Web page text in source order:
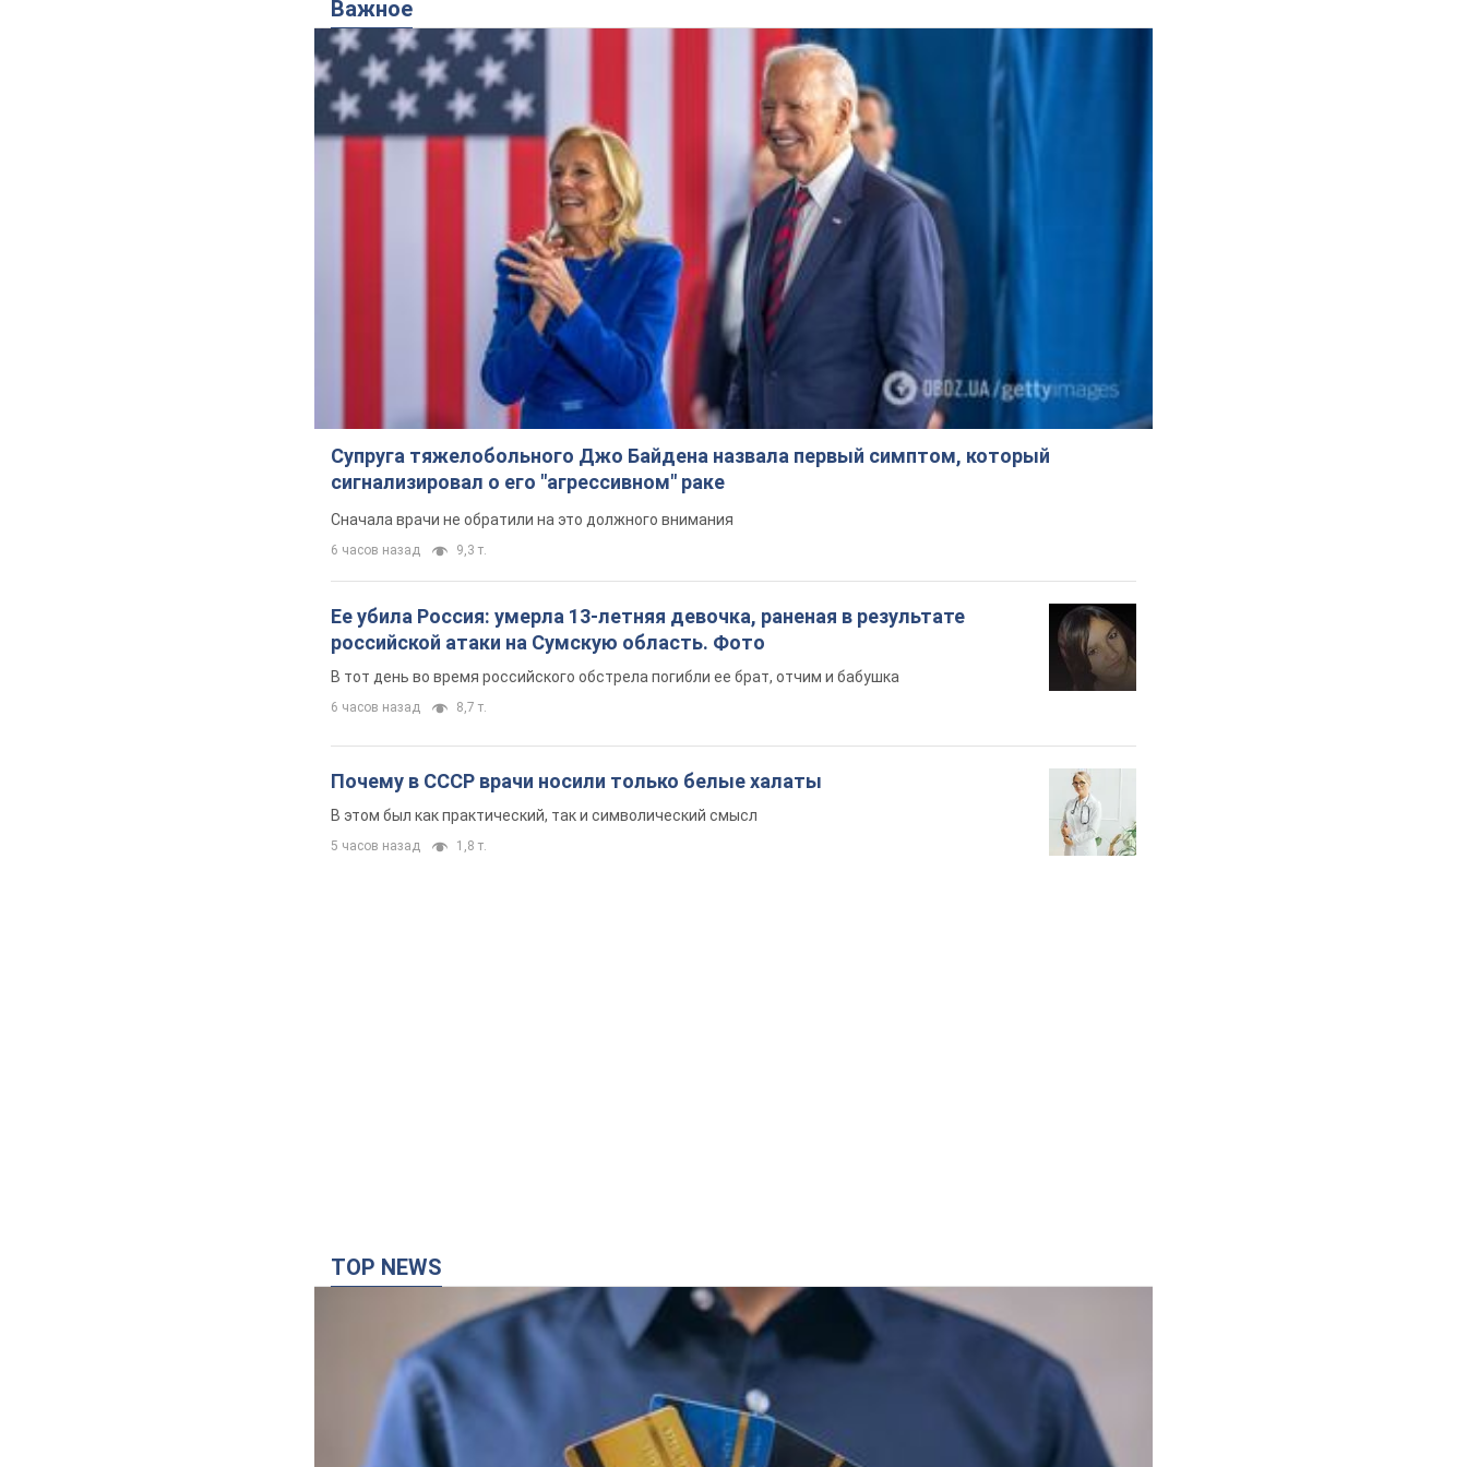
Важное
Супруга тяжелобольного Джо Байдена назвала первый симптом, который
сигнализировал о его "агрессивном" раке
Сначала врачи не обратили на это должного внимания
6 часов назад 9,3 т.
Ее убила Россия: умерла 13-летняя девочка, раненая в результате
российской атаки на Сумскую область. Фото
В тот день во время российского обстрела погибли ее брат, отчим и бабушка
6 часов назад 8,7 т.
Почему в СССР врачи носили только белые халаты
В этом был как практический, так и символический смысл
5 часов назад 1,8 т.
TOP NEWS